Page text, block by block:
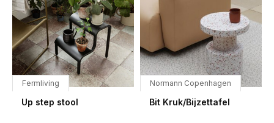
Fermliving
Up step stool
Normann Copenhagen
Bit Kruk/Bijzettafel